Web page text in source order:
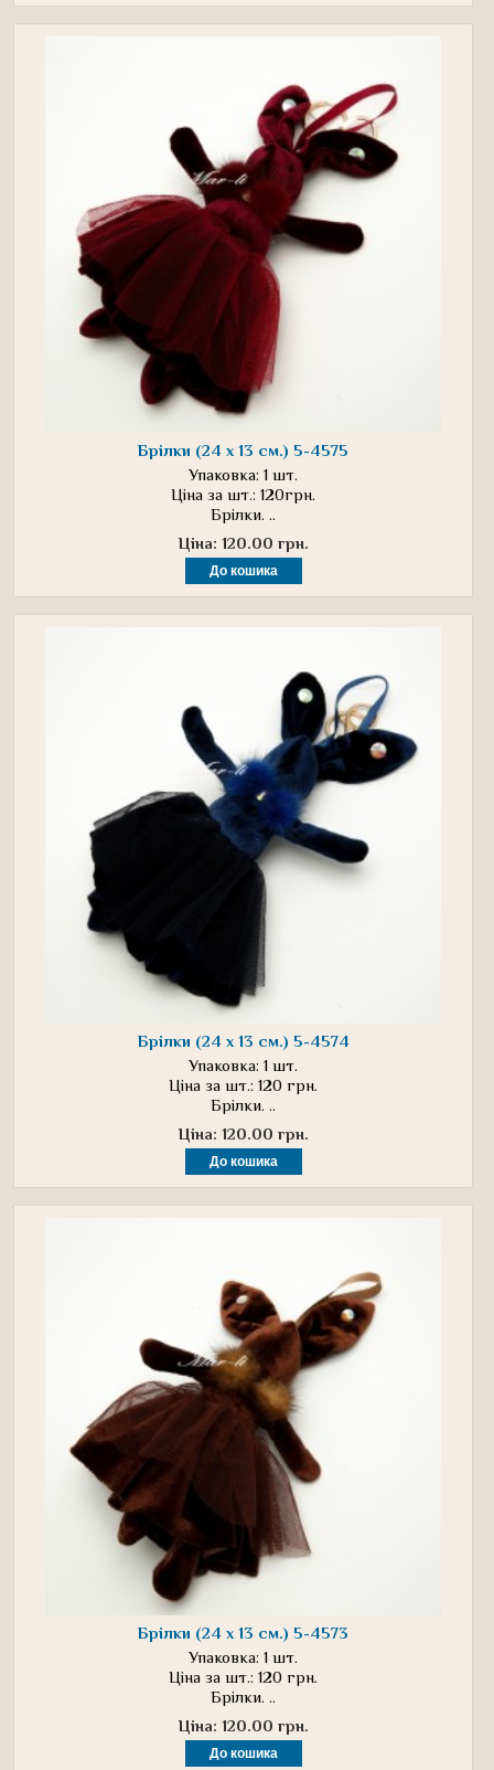
Брілки (24 х 13 см.) 5-4575
Упаковка: 1 шт.
Ціна за шт.: 120грн.
Брілки. ..
Ціна: 120.00 грн.
Брілки (24 х 13 см.) 5-4574
Упаковка: 1 шт.
Ціна за шт.: 120 грн.
Брілки. ..
Ціна: 120.00 грн.
Брілки (24 х 13 см.) 5-4573
Упаковка: 1 шт.
Ціна за шт.: 120 грн.
Брілки. ..
Ціна: 120.00 грн.